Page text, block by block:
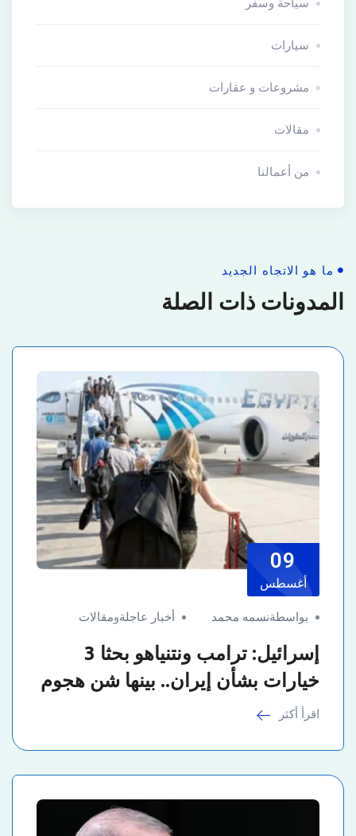
سياحة وسفر
سيارات
مشروعات و عقارات
مقالات
من أعمالنا
ما هو الاتجاه الجديد
المدونات ذات الصلة
09
أغسطس
بواسطةنسمه محمد أخبار عاجلةومقالات
إسرائيل: ترامب ونتنياهو بحثا 3
خيارات بشأن إيران.. بينها شن هجوم
اقرأ أكثر